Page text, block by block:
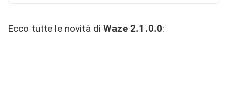
Ecco tutte le novità di Waze 2.1.0.0: